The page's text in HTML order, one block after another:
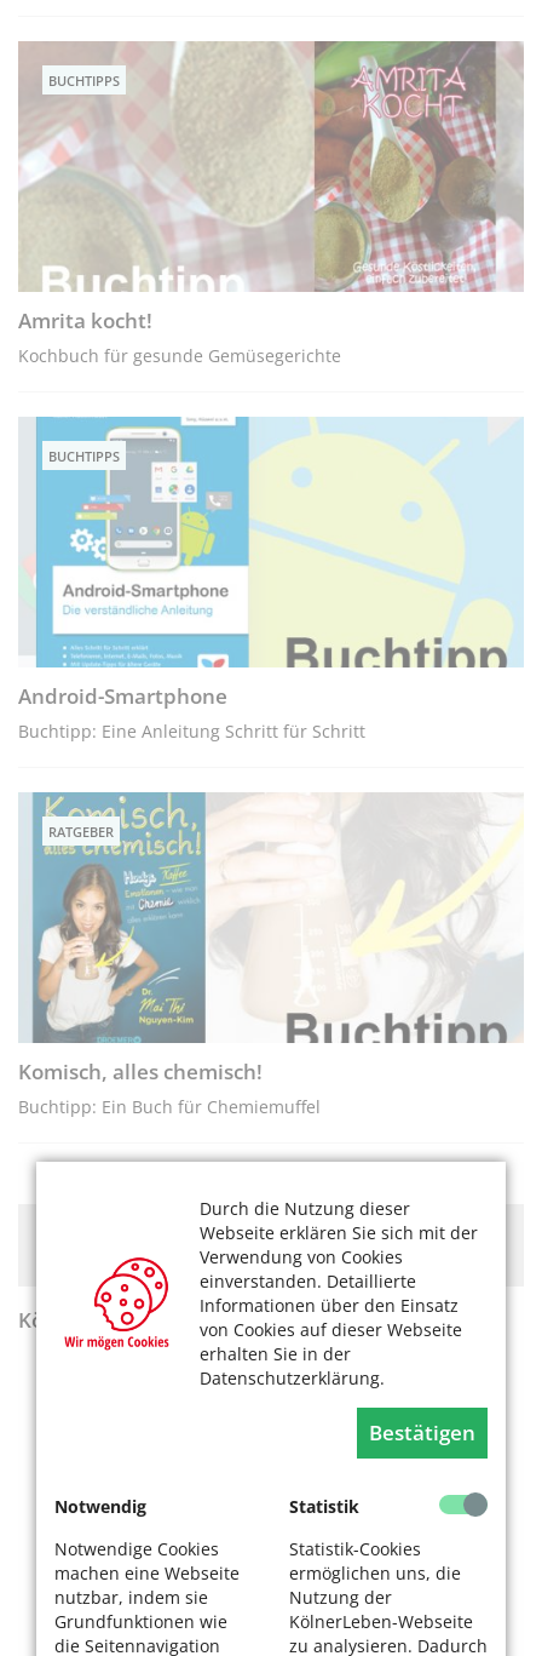
Durch die Nutzung dieser
Webseite erklären Sie sich mit der
Verwendung von Cookies
einverstanden. Detaillierte
Informationen über den Einsatz
von Cookies auf dieser Webseite
erhalten Sie in der
Datenschutzerklärung.
Bestätigen
Notwendig
Notwendige Cookies
machen eine Webseite
nutzbar, indem sie
Grundfunktionen wie
die Seitennavigation
Statistik
Statistik-Cookies
ermöglichen uns, die
Nutzung der
KölnerLeben-Webseite
zu analysieren. Dadurch
BUCHTIPPS
Amrita kocht!
Kochbuch für gesunde Gemüsegerichte
BUCHTIPPS
Android-Smartphone
Buchtipp: Eine Anleitung Schritt für Schritt
RATGEBER
Komisch, alles chemisch!
Buchtipp: Ein Buch für Chemiemuffel
Hier könnte Werbung stehen, mit der wir uns
finanzieren. Bitte akzeptieren Sie die Cookie-Meldung
KölnerLeben Sommer 2026